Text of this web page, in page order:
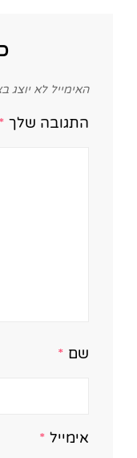
האימייל לא יוצג
התגובה שלך *
שם *
אימייל *